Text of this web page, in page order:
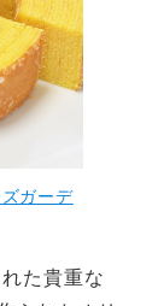
ガーデ
た貴重な